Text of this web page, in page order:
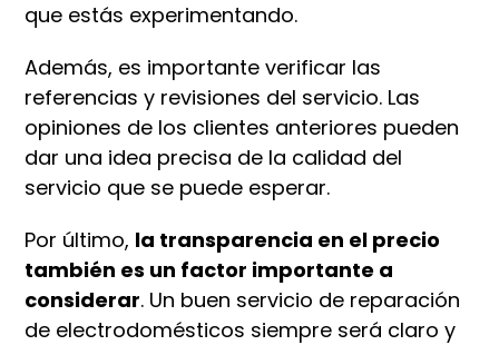
que estás experimentando.
Además, es importante verificar las
referencias y revisiones del servicio. Las
opiniones de los clientes anteriores pueden
dar una idea precisa de la calidad del
servicio que se puede esperar.
Por último, la transparencia en el precio
también es un factor importante a
considerar. Un buen servicio de reparación
de electrodomésticos siempre será claro y